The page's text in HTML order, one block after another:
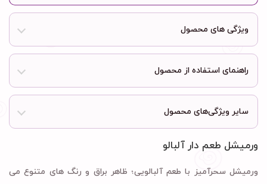
ویژگی های محصول
راهنمای استفاده از محصول
سایر ویژگی‌های محصول
ورمیشل طعم دار آلبالو
ورمیشل سحرآمیز با طعم آلبالویی؛ ظاهر براق و رنگ های متنوع می